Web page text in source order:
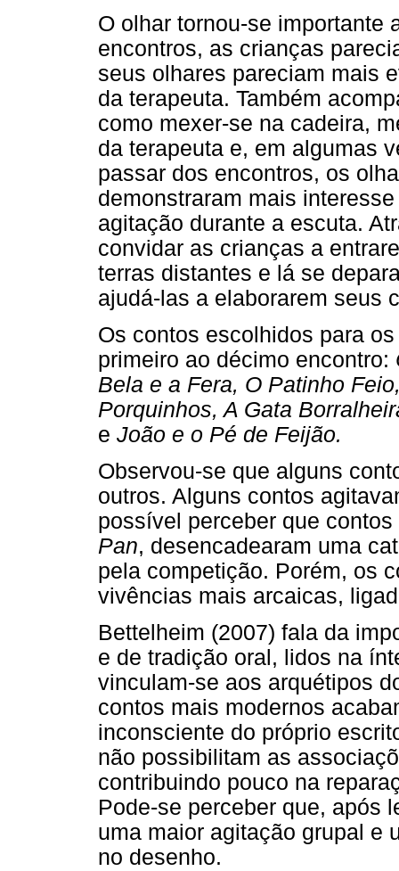
O olhar tornou-se importante
encontros, as crianças
seus olhares pareciam mais
da terapeuta. Também
como mexer-se na cadeira,
da terapeuta e, em algumas
passar dos encontros, os
demonstraram mais
agitação durante a escuta.
convidar as crianças a
terras distantes e lá se
ajudá-las a elaborarem seus
Os contos escolhidos para
primeiro ao décimo encontro:
Bela e a Fera, O Patinho
Porquinhos, A Gata
e João e o Pé de Feijão.
Observou-se que alguns
outros. Alguns contos
possível perceber que
Pan, desencadearam uma
pela competição. Porém, os
vivências mais arcaicas,
Bettelheim (2007) fala da
e de tradição oral, lidos na
vinculam-se aos arquétipos
contos mais modernos
inconsciente do próprio
não possibilitam as
contribuindo pouco na
Pode-se perceber que, após
uma maior agitação grupal e
no desenho.